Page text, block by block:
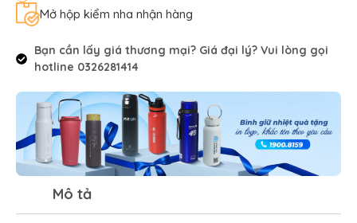
Mở hộp kiểm nha nhận hàng
Bạn cần lấy giá thương mại? Giá đại lý? Vui lòng gọi
hotline 0326281414
Mô tả